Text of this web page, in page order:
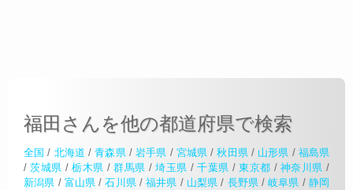
福田さんを他の都道府県で検索
全国 / 北海道 /青森県/ 岩手県 / 宮城県 /秋田県/ 山形県 / 福島県
/茨城県 /栃木県 /群馬県 /埼玉県 /千葉県 /東京都 /神奈川県 /
新潟県 / 富山県 /石川県/福井県 / 山梨県 / 長野県/岐阜県 / 静岡